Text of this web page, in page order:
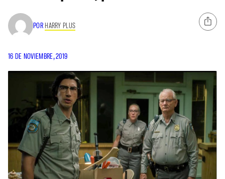
POR HARRY PLUS
16 DE NOVIEMBRE, 2019